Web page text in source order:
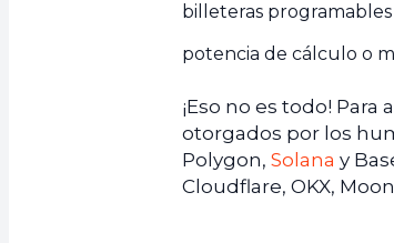
billeteras
potencia de cálculo o
¡Eso no es todo!
otorgados por los
Polygon, Solana y
Cloudflare, OKX,